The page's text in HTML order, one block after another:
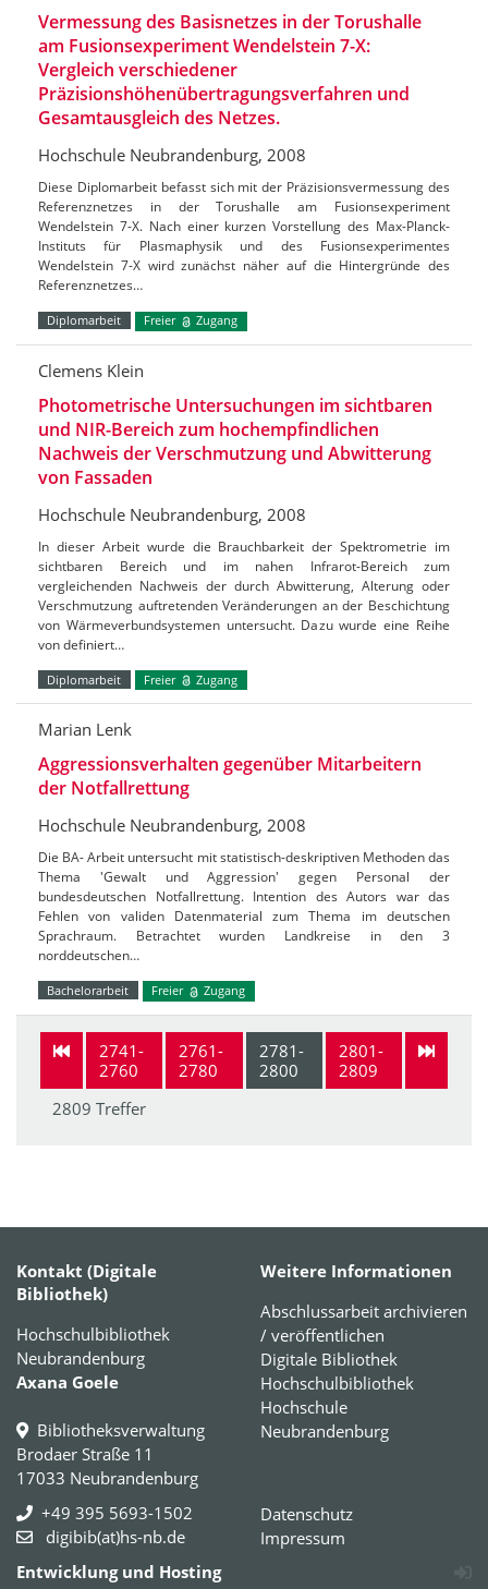
Vermessung des Basisnetzes in der Torushalle
am Fusionsexperiment Wendelstein 7-X:
Vergleich verschiedener
Präzisionshöhenübertragungsverfahren und
Gesamtausgleich des Netzes.
Hochschule Neubrandenburg, 2008
Diese Diplomarbeit befasst sich mit der Präzisionsvermessung des
Referenznetzes in der Torushalle am Fusionsexperiment
Wendelstein 7-X. Nach einer kurzen Vorstellung des Max-Planck-
Instituts für Plasmaphysik und des Fusionsexperimentes
Wendelstein 7-X wird zunächst näher auf die Hintergründe des
Referenznetzes…
Diplomarbeit Freier Zugang
Clemens Klein
Photometrische Untersuchungen im sichtbaren
und NIR-Bereich zum hochempfindlichen
Nachweis der Verschmutzung und Abwitterung
von Fassaden
Hochschule Neubrandenburg, 2008
In dieser Arbeit wurde die Brauchbarkeit der Spektrometrie im
sichtbaren Bereich und im nahen Infrarot-Bereich zum
vergleichenden Nachweis der durch Abwitterung, Alterung oder
Verschmutzung auftretenden Veränderungen an der Beschichtung
von Wärmeverbundsystemen untersucht. Dazu wurde eine Reihe
von definiert…
Diplomarbeit Freier Zugang
Marian Lenk
Aggressionsverhalten gegenüber Mitarbeitern
der Notfallrettung
Hochschule Neubrandenburg, 2008
Die BA- Arbeit untersucht mit statistisch-deskriptiven Methoden das
Thema 'Gewalt und Aggression' gegen Personal der
bundesdeutschen Notfallrettung. Intention des Autors war das
Fehlen von validen Datenmaterial zum Thema im deutschen
Sprachraum. Betrachtet wurden Landkreise in den 3
norddeutschen…
Bachelorarbeit Freier Zugang
2741-
2760
2761-
2780
2781-
2800
2801-
2809
2809 Treffer
Kontakt (Digitale
Bibliothek)
Hochschulbibliothek
Neubrandenburg
Axana Goele
Bibliotheksverwaltung
Brodaer Straße 11
17033 Neubrandenburg
+49 395 5693-1502
digibib(at)hs-nb.de
Weitere Informationen
Abschlussarbeit archivieren
/ veröffentlichen
Digitale Bibliothek
Hochschulbibliothek
Hochschule
Neubrandenburg
Datenschutz
Impressum
Entwicklung und Hosting